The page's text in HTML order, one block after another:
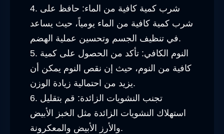
4. شرب كمية كافية من الماء: حافظ على
شرب كمية كافية من الماء يومياً، حيث يساعد
في تنظيف الجسم وتحسين عملية الهضم.
5. النوم الكافي: تأكد من الحصول على كمية
كافية من النوم، حيث إن نقص النوم يمكن أن
يزيد من احتمالية زيادة الوزن.
6. تجنب النشويات الزائدة: قم بتقليل
استهلاك النشويات الزائدة مثل الخبز الأبيض
والأرز الأبيض والمعكرونة.